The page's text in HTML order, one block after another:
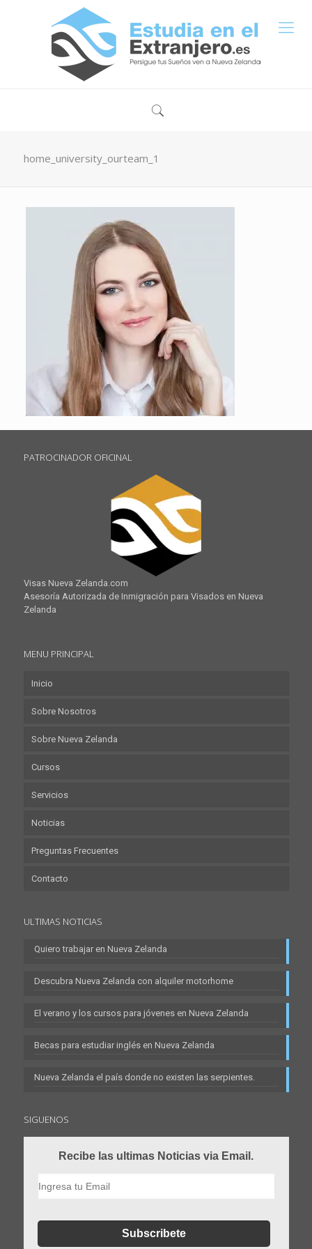
home_university_ourteam_1
PATROCINADOR OFICINAL
Visas Nueva Zelanda.com
Asesoría Autorizada de Inmigración para Visados en Nueva
Zelanda
MENU PRINCIPAL
Inicio
Sobre Nosotros
Sobre Nueva Zelanda
Cursos
Servicios
Noticias
Preguntas Frecuentes
Contacto
ULTIMAS NOTICIAS
Quiero trabajar en Nueva Zelanda
Descubra Nueva Zelanda con alquiler motorhome
El verano y los cursos para jóvenes en Nueva Zelanda
Becas para estudiar inglés en Nueva Zelanda
Nueva Zelanda el país donde no existen las serpientes.
SIGUENOS
Recibe las ultimas Noticias via Email.